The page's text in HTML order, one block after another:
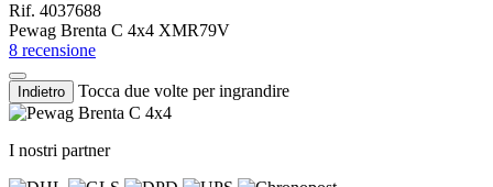
Rif. 4037688
Pewag Brenta C 4x4 XMR79V
8 recensione
Indietro Tocca due volte per ingrandire
I nostri partner